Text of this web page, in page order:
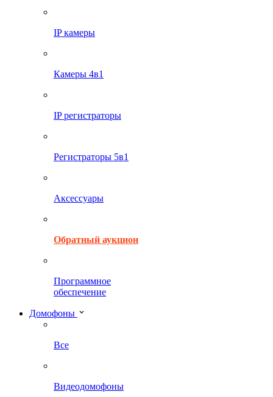
IP камеры
Камеры 4в1
IP регистраторы
Регистраторы 5в1
Аксессуары
Обратный аукцион
Программное
обеспечение
Домофоны
Все
Видеодомофоны